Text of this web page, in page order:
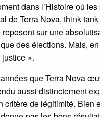
dans l’Histoire où
de Terra Nova, think
sur une
des élections. Mais,
».
que Terra Nova
aussi distinctement
critère de légitimité. Bien